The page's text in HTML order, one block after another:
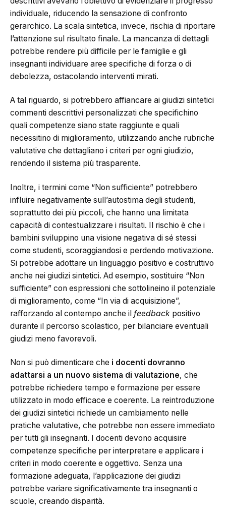
individuale, riducendo la sensazione di confronto
gerarchico. La scala sintetica, invece, rischia di riportare
l’attenzione sul risultato finale. La mancanza di dettagli
potrebbe rendere più difficile per le famiglie e gli
insegnanti individuare aree specifiche di forza o di
debolezza, ostacolando interventi mirati.
A tal riguardo, si potrebbero affiancare ai giudizi sintetici
commenti descrittivi personalizzati che specifichino
quali competenze siano state raggiunte e quali
necessitino di miglioramento, utilizzando anche rubriche
valutative che dettagliano i criteri per ogni giudizio,
rendendo il sistema più trasparente.
Inoltre, i termini come “Non sufficiente” potrebbero
influire negativamente sull’autostima degli studenti,
soprattutto dei più piccoli, che hanno una limitata
capacità di contestualizzare i risultati. Il rischio è che i
bambini sviluppino una visione negativa di sé stessi
come studenti, scoraggiandosi e perdendo motivazione.
Si potrebbe adottare un linguaggio positivo e costruttivo
anche nei giudizi sintetici. Ad esempio, sostituire “Non
sufficiente” con espressioni che sottolineino il potenziale
di miglioramento, come “In via di acquisizione”,
rafforzando al contempo anche il feedback positivo
durante il percorso scolastico, per bilanciare eventuali
giudizi meno favorevoli.
Non si può dimenticare che i docenti dovranno
adattarsi a un nuovo sistema di valutazione, che
potrebbe richiedere tempo e formazione per essere
utilizzato in modo efficace e coerente. La reintroduzione
dei giudizi sintetici richiede un cambiamento nelle
pratiche valutative, che potrebbe non essere immediato
per tutti gli insegnanti. I docenti devono acquisire
competenze specifiche per interpretare e applicare i
criteri in modo coerente e oggettivo. Senza una
formazione adeguata, l’applicazione dei giudizi
potrebbe variare significativamente tra insegnanti o
scuole, creando disparità.